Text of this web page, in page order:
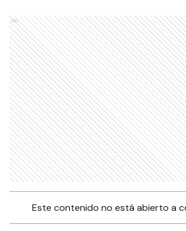
Ads
Este contenido no está abierto a